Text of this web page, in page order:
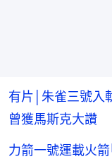
有片│朱雀三號
曾獲馬斯克大讚
力箭一號運載火